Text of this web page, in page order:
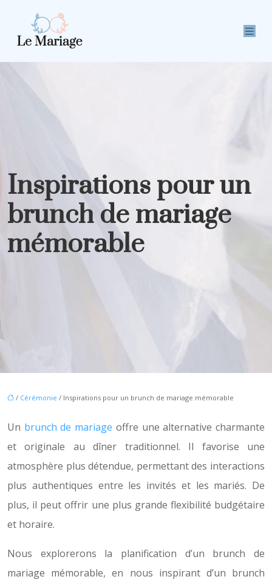
Inspirations pour un
brunch de mariage
mémorable
/ Cérémonie / Inspirations pour un brunch de mariage mémorable
Un brunch de mariage offre une alternative charmante
et originale au dîner traditionnel. Il favorise une
atmosphère plus détendue, permettant des interactions
plus authentiques entre les invités et les mariés. De
plus, il peut offrir une plus grande flexibilité budgétaire
et horaire.
Nous explorerons la planification d’un brunch de
mariage mémorable, en nous inspirant d’un brunch